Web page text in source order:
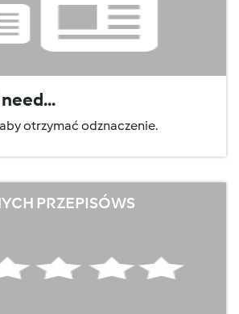
otrzymać odznaczenie.
PRZEPISÓWS